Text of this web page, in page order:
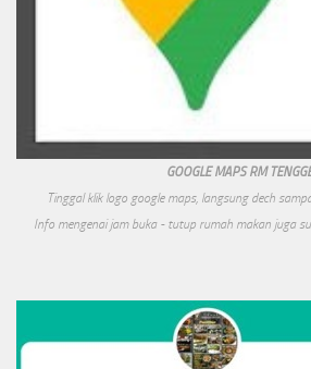
GOOGLE MAPS RM
Tinggal klik logo google maps, langsung dech
Info mengenai jam buka - tutup rumah makan juga